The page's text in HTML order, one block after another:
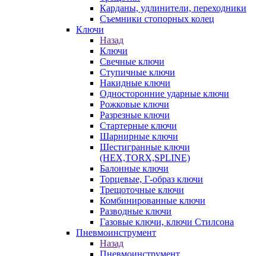
Карданы, удлинители, переходники
Съемники стопорных колец
Ключи
Назад
Ключи
Свечные ключи
Ступичные ключи
Накидные ключи
Односторонние ударные ключи
Рожковые ключи
Разрезные ключи
Стартерные ключи
Шарнирные ключи
Шестигранные ключи
(HEX,TORX,SPLINE)
Балонные ключи
Торцевые, Г-образ ключи
Трещоточные ключи
Комбинированные ключи
Разводные ключи
Газовые ключи, ключи Стилсона
Пневмоинструмент
Назад
Пневмоинструмент